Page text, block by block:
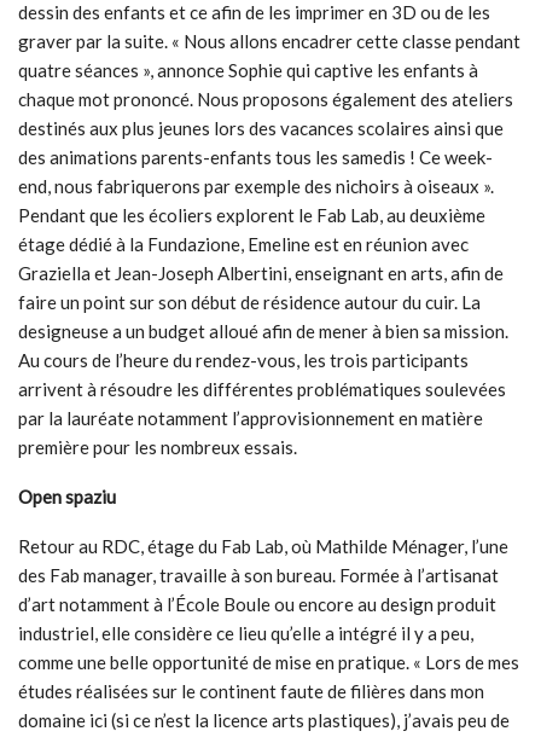
dessin des enfants et ce afin de les imprimer en 3D ou de les
graver par la suite. « Nous allons encadrer cette classe pendant
quatre séances », annonce Sophie qui captive les enfants à
chaque mot prononcé. Nous proposons également des ateliers
destinés aux plus jeunes lors des vacances scolaires ainsi que
des animations parents-enfants tous les samedis ! Ce week-
end, nous fabriquerons par exemple des nichoirs à oiseaux ».
Pendant que les écoliers explorent le Fab Lab, au deuxième
étage dédié à la Fundazione, Emeline est en réunion avec
Graziella et Jean-Joseph Albertini, enseignant en arts, afin de
faire un point sur son début de résidence autour du cuir. La
designeuse a un budget alloué afin de mener à bien sa mission.
Au cours de l’heure du rendez-vous, les trois participants
arrivent à résoudre les différentes problématiques soulevées
par la lauréate notamment l’approvisionnement en matière
première pour les nombreux essais.
Open spaziu
Retour au RDC, étage du Fab Lab, où Mathilde Ménager, l’une
des Fab manager, travaille à son bureau. Formée à l’artisanat
d’art notamment à l’École Boule ou encore au design produit
industriel, elle considère ce lieu qu’elle a intégré il y a peu,
comme une belle opportunité de mise en pratique. « Lors de mes
études réalisées sur le continent faute de filières dans mon
domaine ici (si ce n’est la licence arts plastiques), j’avais peu de